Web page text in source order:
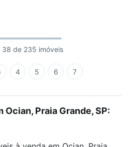
38 de 235 imóveis
4 5 6 7
Ocian, Praia Grande, SP: